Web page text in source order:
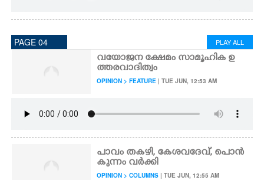
PAGE 04 PLAY ALL
വയോജന ക്ഷേമം സാമൂഹിക ഉ
ത്തരവാദിത്വം
OPINION > FEATURE | TUE JUN, 12:53 AM
പാവം തകഴി, കേശവദേവ്, പൊൻ
കുന്നം വർക്കി
OPINION > COLUMNS | TUE JUN, 12:55 AM